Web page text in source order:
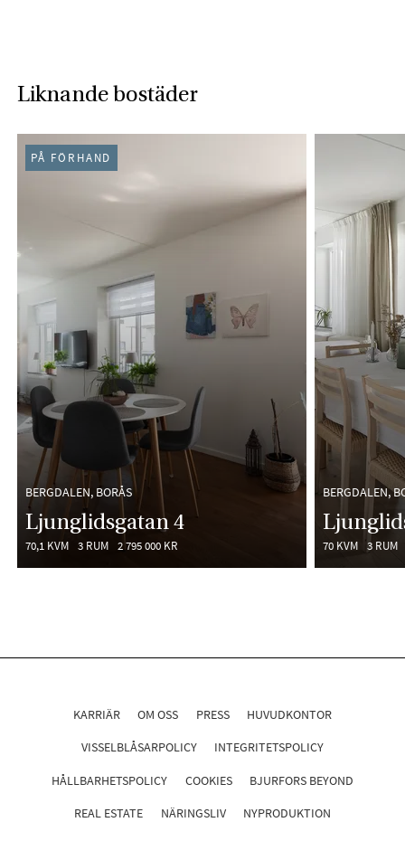
Liknande bostäder
BERGDALEN, BORÅS
Ljunglidsgatan 4
70,1 KVM 3 RUM 2 795 000 KR
PÅ FÖRHAND
BERGDALEN,
70 KVM 3 RUM
KARRIÄR OM OSS PRESS HUVUDKONTOR
VISSELBLÅSARPOLICY INTEGRITETSPOLICY
HÅLLBARHETSPOLICY COOKIES BJURFORS BEYOND
REAL ESTATE NÄRINGSLIV NYPRODUKTION